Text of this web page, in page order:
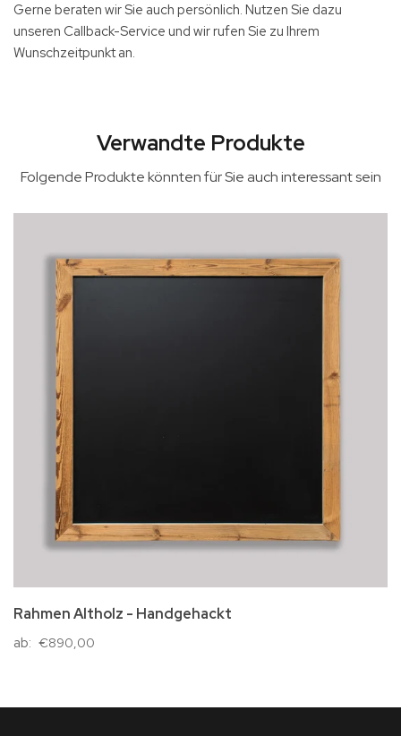
Gerne beraten wir Sie auch persönlich. Nutzen Sie dazu
unseren Callback-Service und wir rufen Sie zu Ihrem
Wunschzeitpunkt an.
Verwandte Produkte
Folgende Produkte könnten für Sie auch interessant sein
Rahmen Altholz - Handgehackt
ab: €890,00